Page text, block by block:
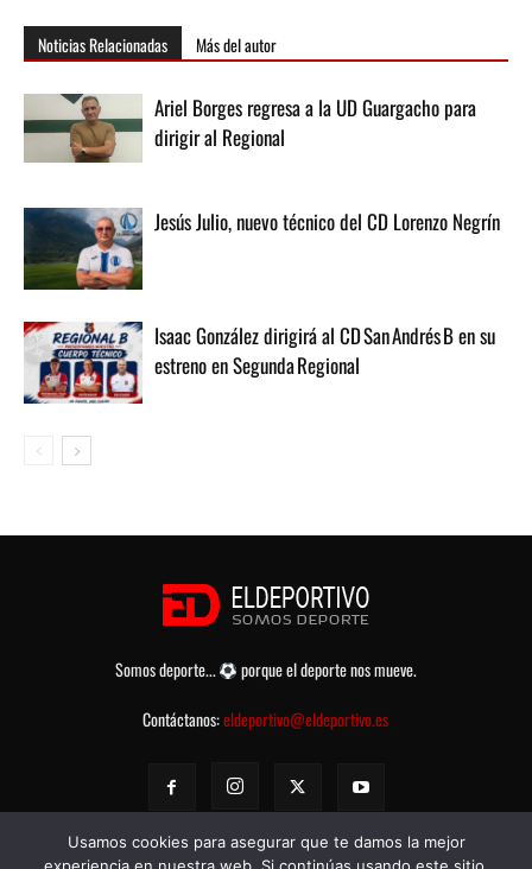
Noticias Relacionadas Más del autor
Ariel Borges regresa a la UD Guargacho para
dirigir al Regional
Jesús Julio, nuevo técnico del CD Lorenzo Negrín
Isaac González dirigirá al CD San Andrés B en su
estreno en Segunda Regional
Somos deporte...
porque el deporte nos mueve.
Contáctanos:eldeportivo@eldeportivo.es
Usamos cookies para asegurar que te damos la mejor